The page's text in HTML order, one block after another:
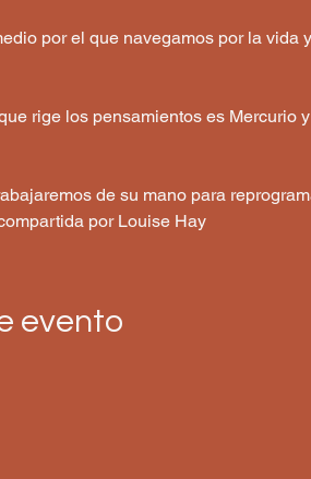
por el que navegamos por la vida
rige los pensamientos es Mercurio
de su mano para
por Louise Hay
evento